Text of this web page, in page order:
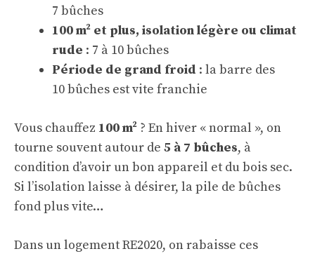
7 bûches
100 m² et plus, isolation légère ou climat
rude : 7 à 10 bûches
Période de grand froid : la barre des
10 bûches est vite franchie
Vous chauffez 100 m² ? En hiver « normal », on
tourne souvent autour de 5 à 7 bûches, à
condition d’avoir un bon appareil et du bois sec.
Si l’isolation laisse à désirer, la pile de bûches
fond plus vite…
Dans un logement RE2020, on rabaisse ces